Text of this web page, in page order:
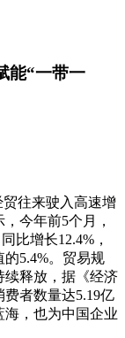
能“一带一
往来驶入高速增
今年前5个月，
比增长12.4%，
5.4%。贸易规
续释放，据《经济
费者数量达5.19亿
海，也为中国企业